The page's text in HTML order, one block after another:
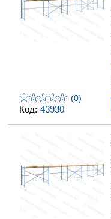
Код: 43930
(0)